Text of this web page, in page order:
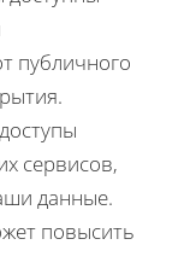
публичного
сервисов,
данные.
повысить